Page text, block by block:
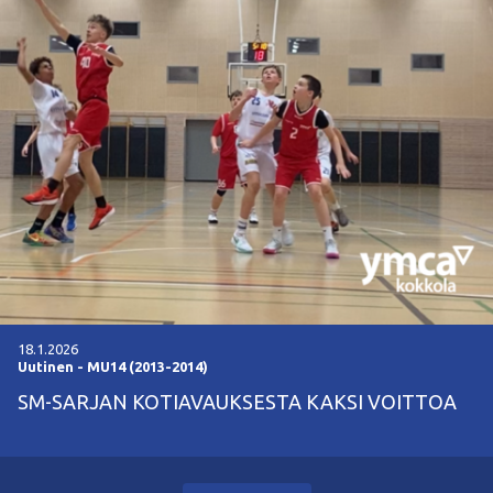
18.1.2026
Uutinen - MU14 (2013-2014)
SM-SARJAN KOTIAVAUKSESTA KAKSI VOITTOA